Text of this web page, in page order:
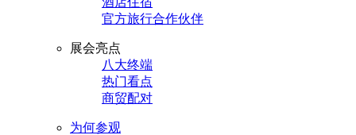
官方旅行合作伙伴
展会亮点
八大终端
热门看点
商贸配对
为何参观